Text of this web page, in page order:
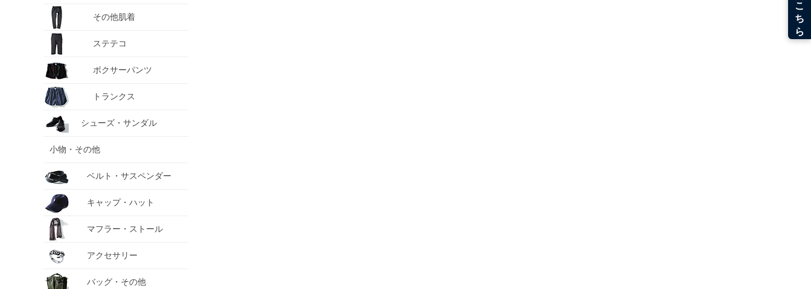
その他肌着
ステテコ
ボクサーパンツ
トランクス
シューズ・サンダル
小物・その他
ベルト・サスペンダー
キャップ・ハット
マフラー・ストール
アクセサリー
バッグ・その他